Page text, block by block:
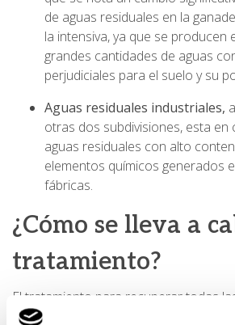
de aguas residuales en la
la intensiva, ya que se producen
grandes cantidades de aguas
perjudiciales para el suelo y su
Aguas residuales industriales,
otras dos subdivisiones, esta en
aguas residuales con alto
elementos químicos generados
fábricas.
¿Cómo se lleva a
tratamiento?
El tratamiento para recuperar todas
contaminantes, llamada también